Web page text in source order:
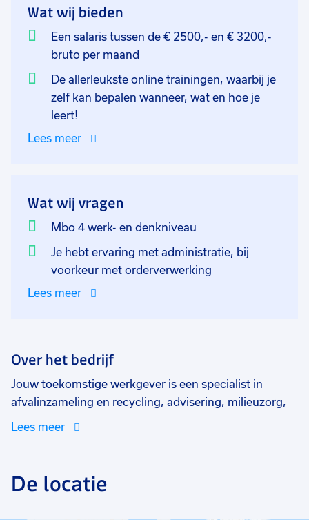
met kilometerregistraties. Je bent in staat om
foutmeldingen te signaleren en daarop gericht actie te
ondernemen en in de systemen te verwerken.
Wat wij bieden
Een salaris tussen de € 2500,- en € 3200,-
bruto per maand
De allerleukste online trainingen, waarbij je
zelf kan bepalen wanneer, wat en hoe je
leert!
Lees meer
Wat wij vragen
Mbo 4 werk- en denkniveau
Je hebt ervaring met administratie, bij
voorkeur met orderverwerking
Lees meer
Over het bedrijf
Jouw toekomstige werkgever is een specialist in
afvalinzameling en recycling, advisering, milieuzorg,
container transport en container verhuur. Van al het
exclusief op het verkrijgen van waarde uit afval in
plaats van het verbranden of storten van afval.
Lees meer
De locatie